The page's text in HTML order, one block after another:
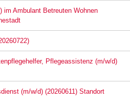
im Ambulant Betreuten Wohnen
Pflegeassistenz (m/w/d)
(m/w/d) (20260611) Standort